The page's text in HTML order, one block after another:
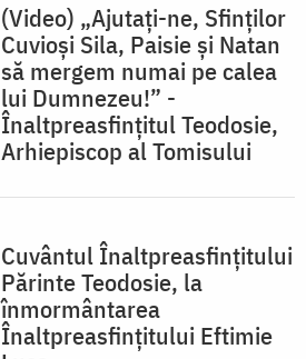
(Video) „Ajutați-ne, Sfinților
Cuvioși Sila, Paisie și Natan
să mergem numai pe calea
lui Dumnezeu!” -
Înaltpreasfințitul Teodosie,
Arhiepiscop al Tomisului
Cuvântul Înaltpreasfințitului
Părinte Teodosie, la
înmormântarea
Înaltpreasfințitului Eftimie